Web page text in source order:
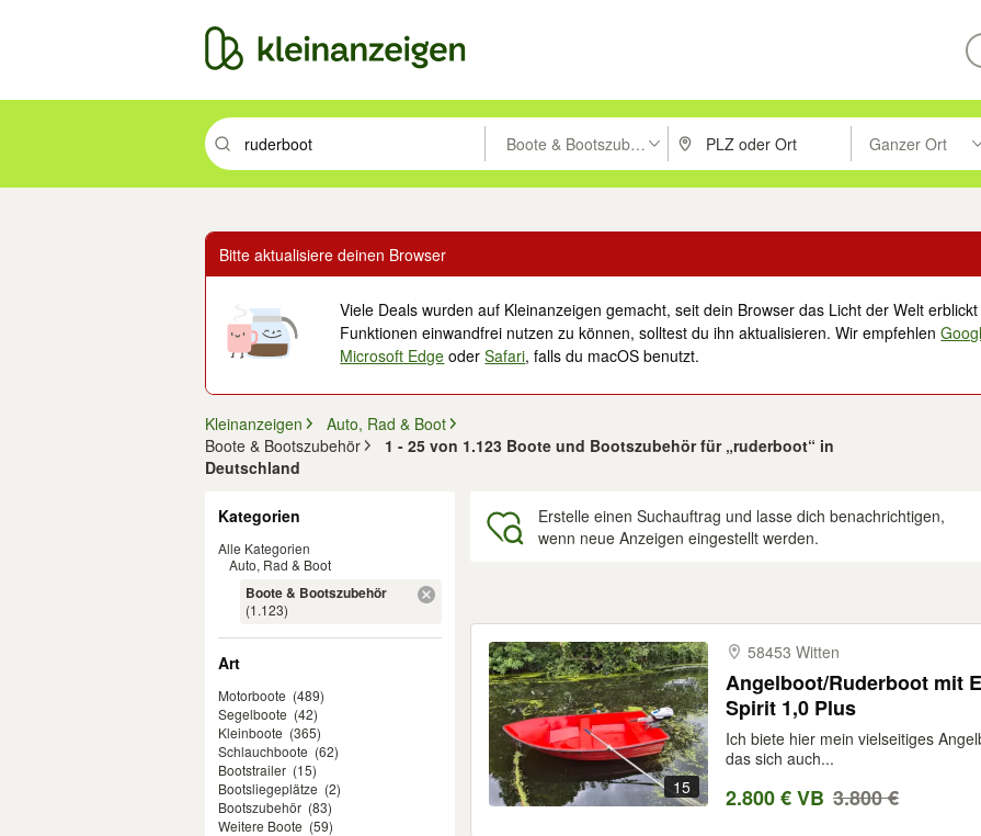
Suchbegriff eingeben. Eingabetaste drücken um zu suchen, oder Vorschläge mit den Pfeiltasten nach oben/
Boote & Bootszubehör PLZ oder Ort eingeben. Eingabetaste
Ganzer Ort
Suche im
Bitte aktualisiere deinen Browser
Viele Deals wurden auf Kleinanzeigen gemacht, seit dein Browser das Licht der Welt
Funktionen einwandfrei nutzen zu können, solltest du ihn aktualisieren. Wir empfehlen
Microsoft Edge oderSafari, falls du macOS benutzt.
Kleinanzeigen
Auto, Rad & Boot
Boote & Bootszubehör
1 - 25 von 1.123 Boote und Bootszubehör für „ruderboot“ in
Deutschland
Kategorien
Alle Kategorien
Auto, Rad & Boot
Boote & Bootszubehör
(1.123)
Art
Motorboote (489)
Segelboote (42)
Kleinboote (365)
Schlauchboote (62)
Bootstrailer (15)
Bootsliegeplätze (2)
Bootszubehör (83)
Weitere Boote (59)
Erstelle einen Suchauftrag und lasse dich benachrichtigen,
wenn neue Anzeigen eingestellt werden.
15
58453 Witten
Angelboot/Ruderboot mit
Spirit 1,0 Plus
Ich biete hier mein vielseitiges
das sich auch...
2.800 € VB 3.800 €